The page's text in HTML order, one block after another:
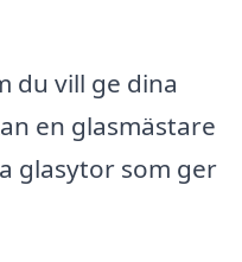
du vill ge dina
en glasmästare
glasytor som ger